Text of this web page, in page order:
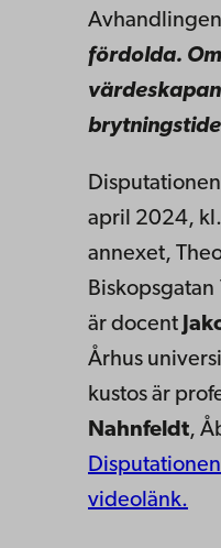
fördolda.
april 2024,
annexet,
är docent
Århus
kustos är
Nahnfeldt,
videolänk.